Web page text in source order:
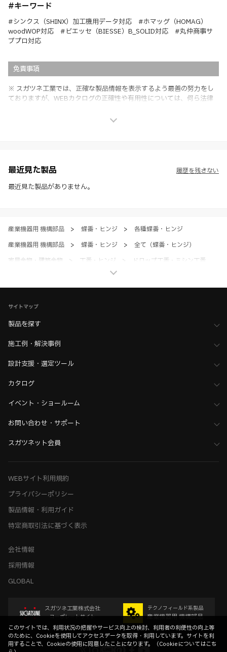
#キーワード
#シンクス（SHINX）加工機用データ対応 #ホマッグ（HOMAG）
woodWOP対応 #ビエッセ（BIESSE）B_SOLID対応 #丸仲商事サ
ブプロ対応
免責事項
※ スガツネ工業では、正確な製品情報を表示するよう最善の努力をし
ておりますが、WEBカタログの正確性や有用性については、何ら法律
社製品の使用ご検討、又は販売促進目的の利用に限ります。
※ 本WEBサイト製品情報のご利用にあたっては、WEBサイト利用規
約、プライバシーポリシー、製品情報ガイドをご確認いただき、内容の
最近見た製品
最近見た製品がありません。
履歴を残さない
産業機器用 機構部品 > 蝶番・ヒンジ >
各種蝶番・ヒンジ
産業機器用 機構部品
> 蝶番・ヒンジ >
全て（蝶番・ヒンジ）
家具金物・建築金物
> 丁番・ヒンジ >
ドロップ丁番・ミシン丁番
丁番・ヒンジ
>
黒シリーズ金物
ホーム
> SHINX（シンクス） 加工機用データ
ホーム
> 木工支援（木工加工機・設計ソフト用データ）について
> 丸仲商事 加工機用データ
>
Kiinnovator（キーイノベーター）向けデータ
サイトマップ
製品を探す
施工例・解決事例
設計支援・選定ツール
カタログ
イベント・ショールーム
お問い合わせ・サポート
スガツネット会員
WEBサイト利用規約
プライバシーポリシー
製品情報・利用ガイド
特定商取引法に基づく表示
会社情報
採用情報
GLOBAL
スガツネ工業株式会社
コーポレートサイト
テクノフィールド系製品
産業機器用 機構部品
このサイトでは、利用状況の把握やサービス向上の検討、利用者の利便性の向上等
のために、Cookieを使用してアクセスデータを取得・利用しています。サイトを利
用することで、Cookieの使用に同意したことになります。（Cookieについてはこち